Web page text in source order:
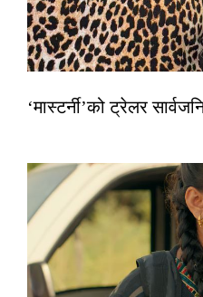
‘मास्टर्नी’को ट्रेलर